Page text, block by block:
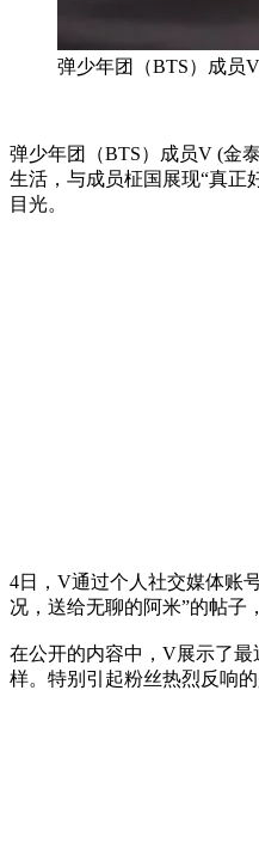
弹少年团（BTS）成员
弹少年团（BTS）成员V (金
生活，与成员柾国展现“真正
目光。
4日，V通过个人社交媒体账
况，送给无聊的阿米”的帖子
在公开的内容中，V展示了
样。特别引起粉丝热烈反响